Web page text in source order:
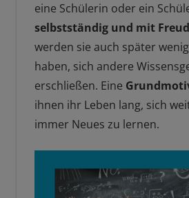
eine Schülerin oder ein
selbstständig und mit
werden sie auch später
haben, sich andere
erschließen. Eine
ihnen ihr Leben lang, sich
immer Neues zu lernen.